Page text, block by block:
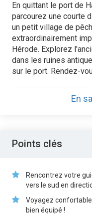
En quittant le port de
parcourez une courte
un petit village de
extraordinairement
Hérode. Explorez
dans les ruines
sur le port. Rendez-
En
Points clés
Rencontrez votre
vers le sud en
Voyagez
bien équipé !